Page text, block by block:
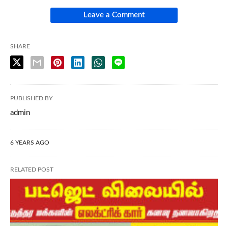
Leave a Comment
SHARE
PUBLISHED BY
admin
6 YEARS AGO
RELATED POST